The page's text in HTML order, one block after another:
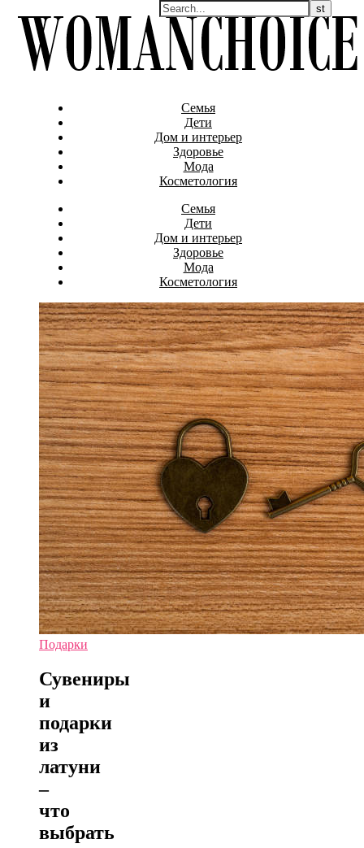
Семья
Дети
Дом и интерьер
Здоровье
Мода
Косметология
Семья
Дети
Дом и интерьер
Здоровье
Мода
Косметология
Подарки
Сувениры
и
подарки
из
латуни
–
что
выбрать